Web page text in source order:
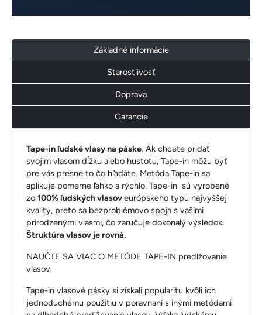
Základné informácie
Starostlivosť
Doprava
Garancie
Tape-in ľudské vlasy na páske. Ak chcete pridať
svojim vlasom dĺžku alebo hustotu, Tape-in môžu byť
pre vás presne to čo hľadáte. Metóda Tape-in sa
aplikuje pomerne ľahko a rýchlo. Tape-in sú vyrobené
zo 100% ľudských vlasoveurópskeho typu najvyššej
kvality, preto sa bezproblémovo spoja s vašimi
prirodzenými vlasmi, čo zaručuje dokonalý výsledok.
Štruktúra vlasov je rovná.
NAUČTE SA VIAC O METÓDE TAPE-IN predlžovanie
vlasov.
Tape-in vlasové pásky si získali popularitu kvôli ich
jednoduchému použitiu v poravnaní s inými metódami